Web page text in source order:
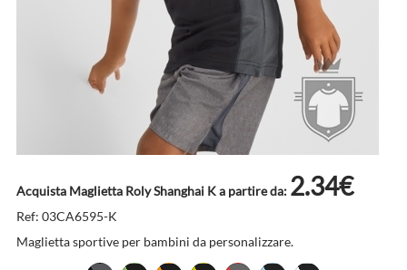
Acquista Maglietta Roly Shanghai K a partire da: 2.34€
Ref: 03CA6595-K
Maglietta sportive per bambini da personalizzare.